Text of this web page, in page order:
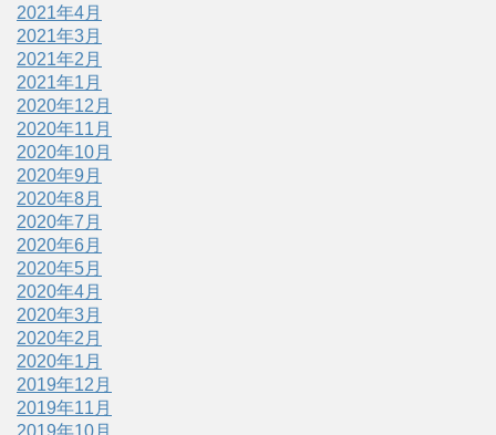
2021年4月
2021年3月
2021年2月
2021年1月
2020年12月
2020年11月
2020年10月
2020年9月
2020年8月
2020年7月
2020年6月
2020年5月
2020年4月
2020年3月
2020年2月
2020年1月
2019年12月
2019年11月
2019年10月